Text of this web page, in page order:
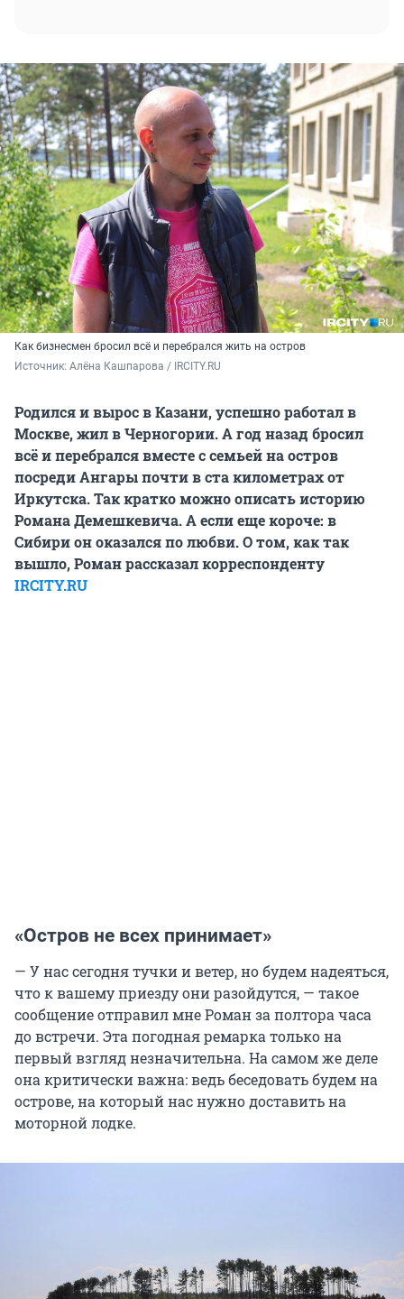
Как бизнесмен бросил всё и перебрался жить на остров
Источник: Алёна Кашпарова / IRCITY.RU
Родился и вырос в Казани, успешно работал в
Москве, жил в Черногории. А год назад бросил
всё и перебрался вместе с семьей на остров
посреди Ангары почти в ста километрах от
Иркутска. Так кратко можно описать историю
Романа Демешкевича. А если еще короче: в
Сибири он оказался по любви. О том, как так
вышло, Роман рассказал корреспонденту
IRCITY.RU
«Остров не всех принимает»
— У нас сегодня тучки и ветер, но будем надеяться,
что к вашему приезду они разойдутся, — такое
сообщение отправил мне Роман за полтора часа
до встречи. Эта погодная ремарка только на
первый взгляд незначительна. На самом же деле
она критически важна: ведь беседовать будем на
острове, на который нас нужно доставить на
моторной лодке.